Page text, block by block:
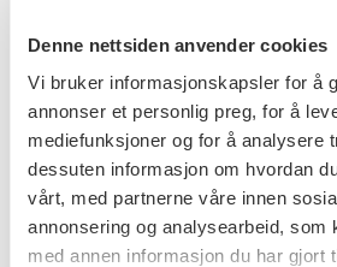
Denne nettsiden anvender cookies
Vi bruker informasjonskapsler for å
annonser et personlig preg, for å
mediefunksjoner og for å analysere
dessuten informasjon om hvordan
vårt, med partnerne våre innen
annonsering og analysearbeid, som
med annen informasjon du har gjort
Postboks 6994
St. Olavs plass
0130 Oslo